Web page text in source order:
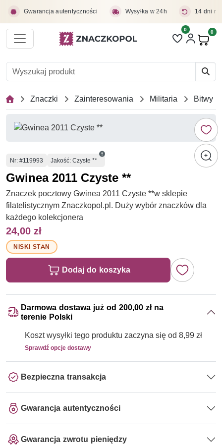
Gwarancja autentyczności Wysyłka w 24h 14 dni
Liczba pozycji
0 0
Znaczki Zainteresowania Militaria Bitwy
Numer
Nr: #119993 Jakość: Czyste **
Gwinea 2011 Czyste **
Znaczek pocztowy Gwinea 2011 Czyste **w sklepie
filatelistycznym Znaczkopol.pl. Duży wybór znaczków dla
każdego kolekcjonera
24,00 zł
NISKI STAN
Dodaj do koszyka
Darmowa dostawa już od 200,00 zł na
terenie Polski
Koszt wysyłki tego produktu zaczyna się od 8,99 zł
Sprawdź opcje dostawy
Bezpieczna transakcja
Gwarancja autentyczności
Gwarancja zwrotu pieniędzy